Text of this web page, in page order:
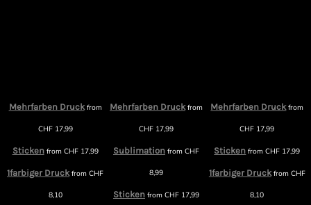
Mehrfarben Druckfrom
CHF17,99
Stickenfrom CHF17,99
1farbiger DruckfromCHF
8,10
Mehrfarben Druckfrom
CHF17,99
Sublimationfrom CHF
8,99
Stickenfrom CHF17,99
Mehrfarben Druckfrom
CHF 17,99
Sticken fromCHF 17,99
1farbiger Druckfrom CHF
8,10